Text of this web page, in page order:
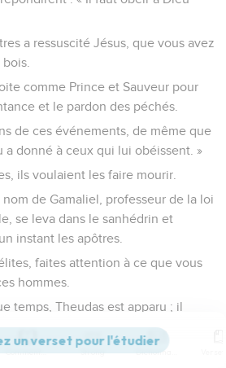
a ressuscité Jésus, que vous avez
comme Prince et Sauveur pour
et le pardon des péchés.
de ces événements, de même que
a donné à ceux qui lui obéissent. »
ils voulaient les faire mourir.
de Gamaliel, professeur de la loi
se leva dans le sanhédrin et
instant les apôtres.
faites attention à ce que vous
hommes.
temps, Theudas est apparu ; il
et environ 400 hommes se sont
tous ses partisans ont été mis en
Commentaires Strong